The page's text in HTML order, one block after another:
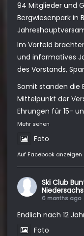
94 Mitglieder und
Bergwiesenpark in
Im Vorfeld
und informatives
des Vorstands,
Somit standen die
Mittelpunkt der
Ehrungen für 15-
Mehr sehen
Foto
Auf Facebook anzeigen
Ski Club
6 months ago
Endlich nach 12
Foto